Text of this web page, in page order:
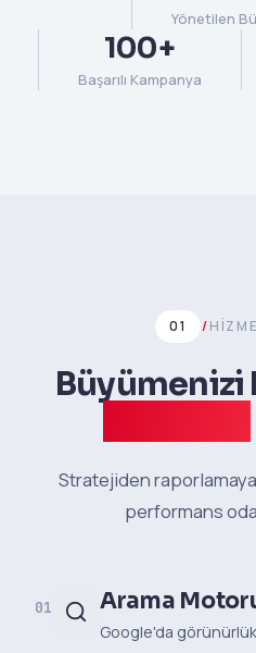
Yönetilen
100+
Başarılı Kampanya
01 /
Büyümenizi
Stratejiden
performans
01 Arama
Google'da